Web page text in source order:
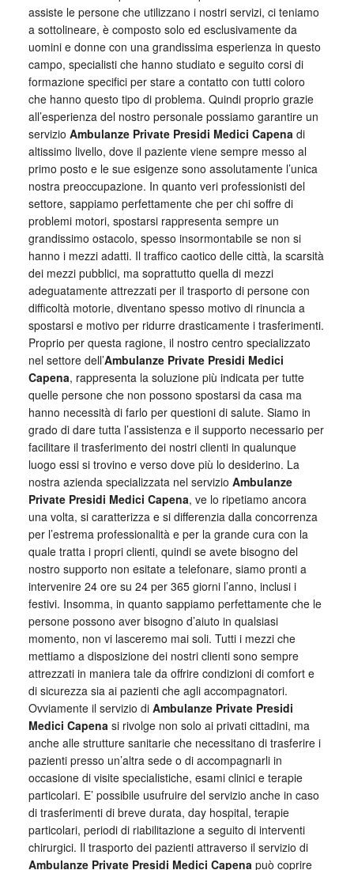
assiste le persone che utilizzano i nostri servizi, ci teniamo
a sottolineare, è composto solo ed esclusivamente da
uomini e donne con una grandissima esperienza in questo
campo, specialisti che hanno studiato e seguito corsi di
formazione specifici per stare a contatto con tutti coloro
che hanno questo tipo di problema. Quindi proprio grazie
all’esperienza del nostro personale possiamo garantire un
servizio Ambulanze Private Presidi Medici Capenadi
altissimo livello, dove il paziente viene sempre messo al
primo posto e le sue esigenze sono assolutamente l’unica
nostra preoccupazione. In quanto veri professionisti del
settore, sappiamo perfettamente che per chi soffre di
problemi motori, spostarsi rappresenta sempre un
grandissimo ostacolo, spesso insormontabile se non si
hanno i mezzi adatti. Il traffico caotico delle città, la scarsità
dei mezzi pubblici, ma soprattutto quella di mezzi
adeguatamente attrezzati per il trasporto di persone con
difficoltà motorie, diventano spesso motivo di rinuncia a
spostarsi e motivo per ridurre drasticamente i trasferimenti.
Proprio per questa ragione, il nostro centro specializzato
nel settore dell’Ambulanze Private Presidi Medici
Capena, rappresenta la soluzione più indicata per tutte
quelle persone che non possono spostarsi da casa ma
hanno necessità di farlo per questioni di salute. Siamo in
grado di dare tutta l’assistenza e il supporto necessario per
facilitare il trasferimento dei nostri clienti in qualunque
luogo essi si trovino e verso dove più lo desiderino. La
nostra azienda specializzata nel servizio Ambulanze
Private Presidi Medici Capena, ve lo ripetiamo ancora
una volta, si caratterizza e si differenzia dalla concorrenza
per l’estrema professionalità e per la grande cura con la
quale tratta i propri clienti, quindi se avete bisogno del
nostro supporto non esitate a telefonare, siamo pronti a
intervenire 24 ore su 24 per 365 giorni l’anno, inclusi i
festivi. Insomma, in quanto sappiamo perfettamente che le
persone possono aver bisogno d’aiuto in qualsiasi
momento, non vi lasceremo mai soli. Tutti i mezzi che
mettiamo a disposizione dei nostri clienti sono sempre
attrezzati in maniera tale da offrire condizioni di comfort e
di sicurezza sia ai pazienti che agli accompagnatori.
Ovviamente il servizio di Ambulanze Private Presidi
Medici Capenasi rivolge non solo ai privati cittadini, ma
anche alle strutture sanitarie che necessitano di trasferire i
pazienti presso un’altra sede o di accompagnarli in
occasione di visite specialistiche, esami clinici e terapie
particolari. E’ possibile usufruire del servizio anche in caso
di trasferimenti di breve durata, day hospital, terapie
particolari, periodi di riabilitazione a seguito di interventi
chirurgici. Il trasporto dei pazienti attraverso il servizio di
Ambulanze Private Presidi Medici Capenapuò coprire